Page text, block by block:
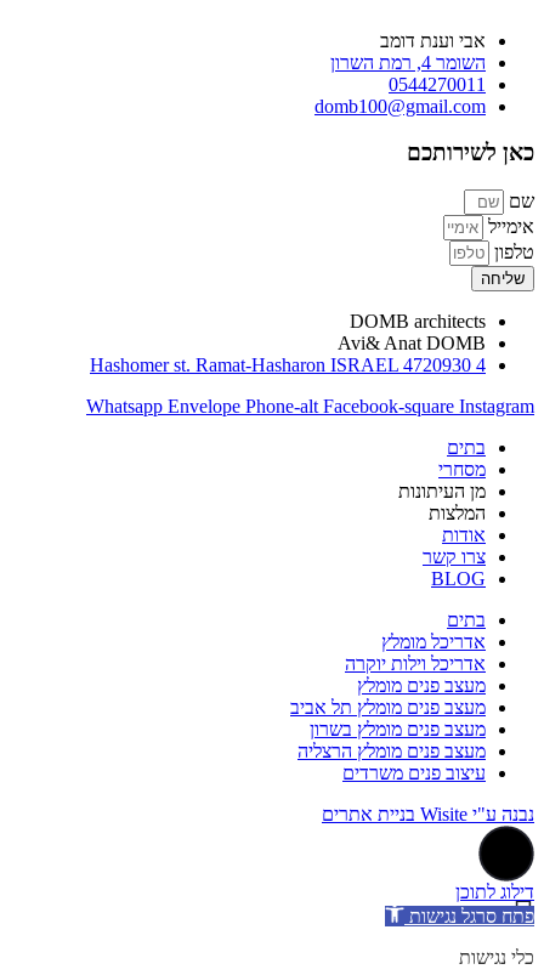
אבי וענת דומב
השומר 4, רמת השרון
0544270011
domb100@gmail.com
כאן לשירותכם
שם
אימייל
טלפון
שליחה
DOMB architects
Avi& Anat DOMB
4 Hashomer st. Ramat-Hasharon ISRAEL 4720930
Whatsapp Envelope Phone-alt Facebook-square Instagram
בתים
מסחרי
מן העיתונות
המלצות
אודות
צרו קשר
BLOG
בתים
אדריכל מומלץ
אדריכל וילות יוקרה
מעצב פנים מומלץ
מעצב פנים מומלץ תל אביב
מעצב פנים מומלץ בשרון
מעצב פנים מומלץ הרצליה
עיצוב פנים משרדים
נבנה ע"י Wisite בניית אתרים
דילוג לתוכן
פתח סרגל נגישות
כלי נגישות